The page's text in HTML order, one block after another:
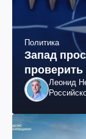
Политика
Запад
Леонид
"ЮКОСа"